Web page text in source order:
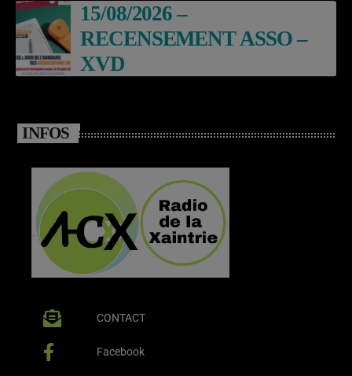
15/08/2026 –
RECENSEMENT ASSO –
XVD
INFOS
CONTACT
Facebook